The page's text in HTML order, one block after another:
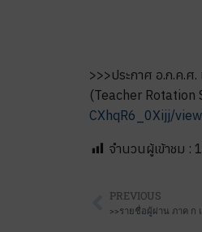
>>>ประกาศ อ.ก.ค.ศ
(Teacher Rotation
CXhqR6_0Xijj/
จำนวนผู้เข้าชม :
PREVIOUS